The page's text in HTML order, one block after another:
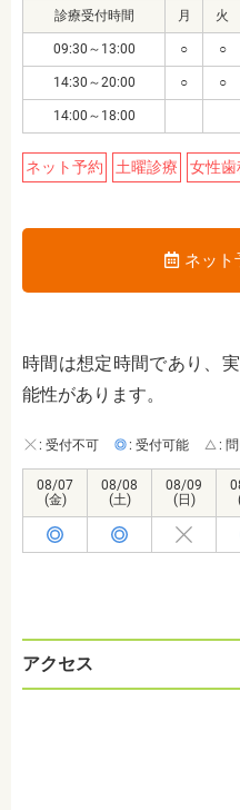
診療受付時間 月 火
09:30～13:00 ○ ○
14:30～20:00 ○ ○
14:00～18:00
ネット予約 土曜診療 女性歯
ネット
時間は想定時間であり、
能性があります。
: 受付不可 : 受付可能 :
08/07
(金)
08/08
(土)
08/09
(日)
アクセス